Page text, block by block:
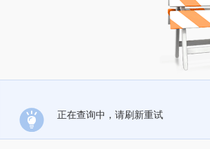
正在查询中，请刷新重试